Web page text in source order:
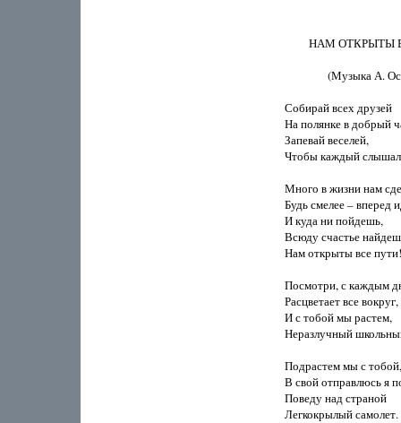
НАМ
(Музыка
Собирай всех друзей
На полянке в добрый
Запевай веселей,
Чтобы каждый слышал
Много в жизни нам
Будь смелее – вперед
И куда ни пойдешь,
Всюду счастье
Нам открыты все пути!
Посмотри, с каждым
Расцветает все вокруг,
И с тобой мы растем,
Неразлучный
Подрастем мы с тобой,
В свой отправлюсь я
Поведу над страной
Легкокрылый самолет.